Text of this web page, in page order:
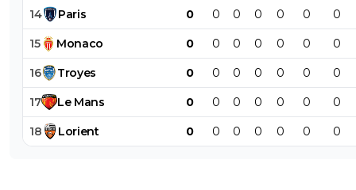
14 Paris 0 0 0 0 0 0 0
15 Monaco 0 0 0 0 0 0 0
16 Troyes 0 0 0 0 0 0 0
17 Le Mans 0 0 0 0 0 0 0
18 Lorient 0 0 0 0 0 0 0